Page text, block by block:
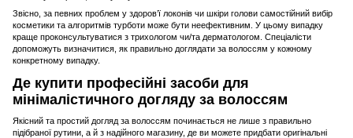
Звісно, за певних проблем у здоров’ї локонів чи шкіри голови самостійний вибір
косметики та алгоритмів турботи може бути неефективним. У цьому випадку
краще проконсультуватися з трихологом чи/та дерматологом. Спеціалісти
допоможуть визначитися, як правильно доглядати за волоссям у кожному
конкретному випадку.
Де купити професійні засоби для
мінімалістичного догляду за волоссям
Якісний та простий догляд за волоссям починається не лише з правильно
підібраної рутини, а й з надійного магазину, де ви можете придбати оригінальні